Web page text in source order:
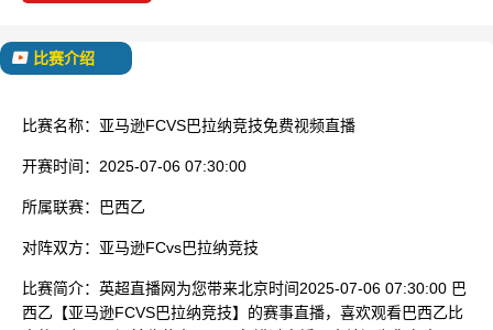
比赛介绍
比赛名称： 亚马逊FCVS巴拉纳竞技免费视频直播
开赛时间： 2025-07-06 07:30:00
所属联赛： 巴西乙
对阵双方： 亚马逊FCvs巴拉纳竞技
比赛简介： 英超直播网为您带来北京时间2025-07-06 07:30:00 巴
西乙【亚马逊FCVS巴拉纳竞技】的赛事直播，喜欢观看巴西乙比